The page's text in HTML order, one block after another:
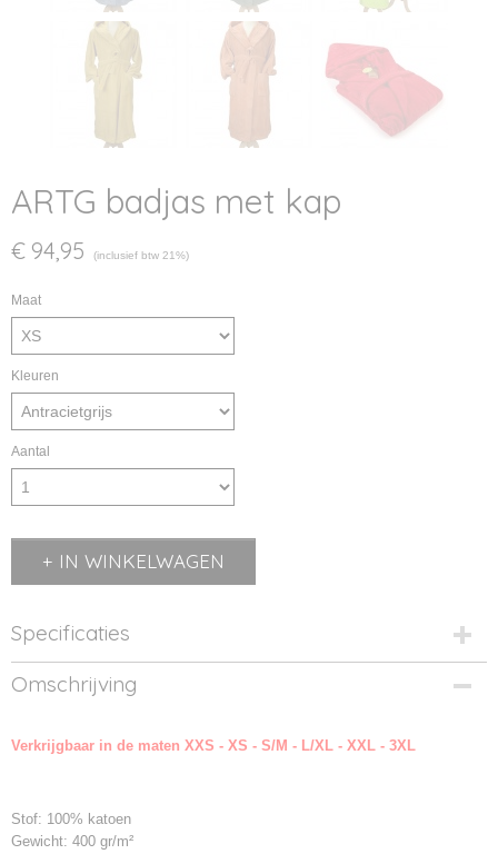
ARTG badjas met kap
€ 94,95 (inclusief btw 21%)
Maat
Kleuren
Aantal
IN WINKELWAGEN
Specificaties
Productcode
AR26-1
026.50
Omschrijving
Verkrijgbaar in de maten XXS - XS - S/M - L/XL - XXL - 3XL
Stof: 100% katoen
Gewicht: 400 gr/m²